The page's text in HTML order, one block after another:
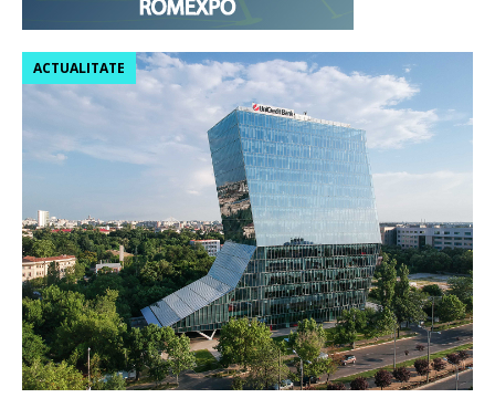
ACTUALITATE